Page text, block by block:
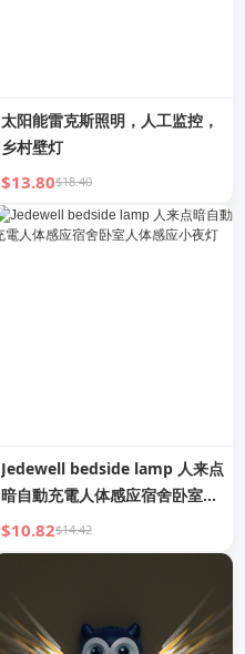
太阳能雷克斯照明，人工监控，
乡村壁灯
$13.80$18.40
Jedewell bedside lamp 人来点
暗自動充電人体感应宿舍卧室人
体感应小夜灯
$10.82$14.42